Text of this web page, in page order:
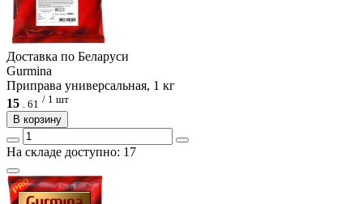
Доcтавка по Беларуси
Gurmina
Приправа универсальная, 1 кг
15 . 61 / 1 шт
В корзину
На складе доступно: 17